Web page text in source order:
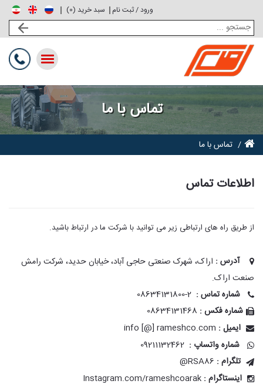
سبد خرید (0
) ورود / ثبت نام
Toggle
تماس با ما
تماس با ما
اطلاعات تماس
از طریق راه های ارتباطی زیر می توانید با شرکت ما در ارتباط باشید.
آدرس : اراک، شهرک صنعتی حاجی آباد، خیابان حدید، شرکت رامش
صنعت اراک.
شماره تماس : 08634131800-2
شماره فکس : 08634131468
ایمیل : info [@] rameshco.com
شماره واتساپ : 09211132462
تلگرام : @RSA86
اینستاگرام : Instagram.com/rameshcoarak